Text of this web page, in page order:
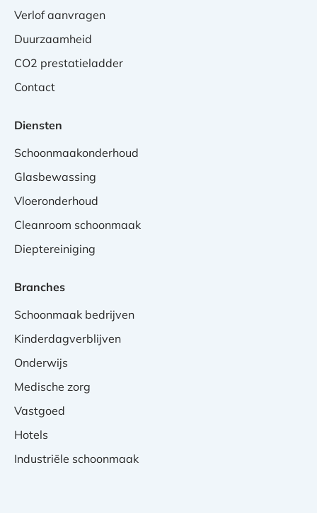
Verlof aanvragen
Duurzaamheid
CO2 prestatieladder
Contact
Diensten
Schoonmaakonderhoud
Glasbewassing
Vloeronderhoud
Cleanroom schoonmaak
Dieptereiniging
Branches
Schoonmaak bedrijven
Kinderdagverblijven
Onderwijs
Medische zorg
Vastgoed
Hotels
Industriële schoonmaak